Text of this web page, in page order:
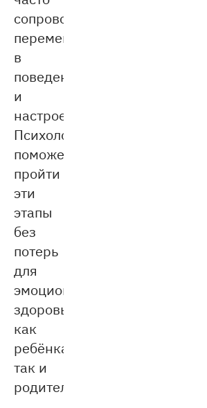
сопровождаются
переменами
в
поведении
и
настроении.
Психолог
поможет
пройти
эти
этапы
без
потерь
для
эмоционального
здоровья
как
ребёнка,
так и
родителей.